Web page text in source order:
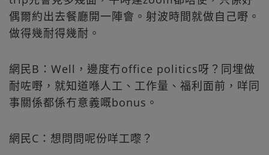
偶爾約出去餐廳開一陣會。射波時間就做自己嘢。
做得幾耐得幾耐。
網民B：Well，邊度冇office politics呀？同埋做
耐咗嘢，就知道喺人工、工作量、福利面前，咩同
事關係都係冇意義嘅bonus。
網民C：想問問呢份咩工嚟？